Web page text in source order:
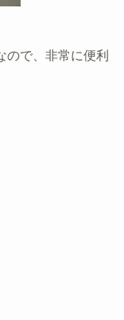
ので、非常に便利